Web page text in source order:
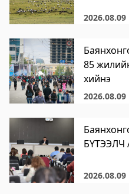
2023-06-06 06:41:23
Дэлгэрэнгүй
Цагдаагийн газар
2023-06-06 06:38:02
Дэлгэрэнгүй
шинжилгээний төв
2024-09-05 06:43:59
Дэлгэрэнгүй
Сод Эрдэм Сургууль-
2026.08.09
85
хийнэ
2026.08.09
БҮТЭЭЛЧ
2026.08.09